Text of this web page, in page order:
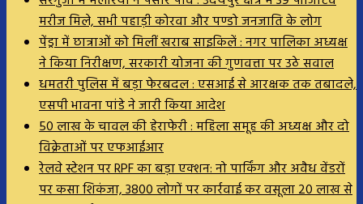
मरीज मिले, सभी पहाड़ी कोरवा और पण्डो जनजाति के लोग
पेंड्रा में छात्राओं को मिलीं खराब साइकिलें : नगर पालिका अध्यक्ष
ने किया निरीक्षण, सरकारी योजना की गुणवत्ता पर उठे सवाल
धमतरी पुलिस में बड़ा फेरबदल : एसआई से आरक्षक तक तबादले,
एसपी भावना पांडे ने जारी किया आदेश
50 लाख के चावल की हेराफेरी : महिला समूह की अध्यक्ष और दो
विक्रेताओं पर एफआईआर
रेलवे स्टेशन पर RPF का बड़ा एक्शन: नो पार्किंग और अवैध वेंडरों
पर कसा शिकंजा, 3800 लोगों पर कार्रवाई कर वसूला 20 लाख से